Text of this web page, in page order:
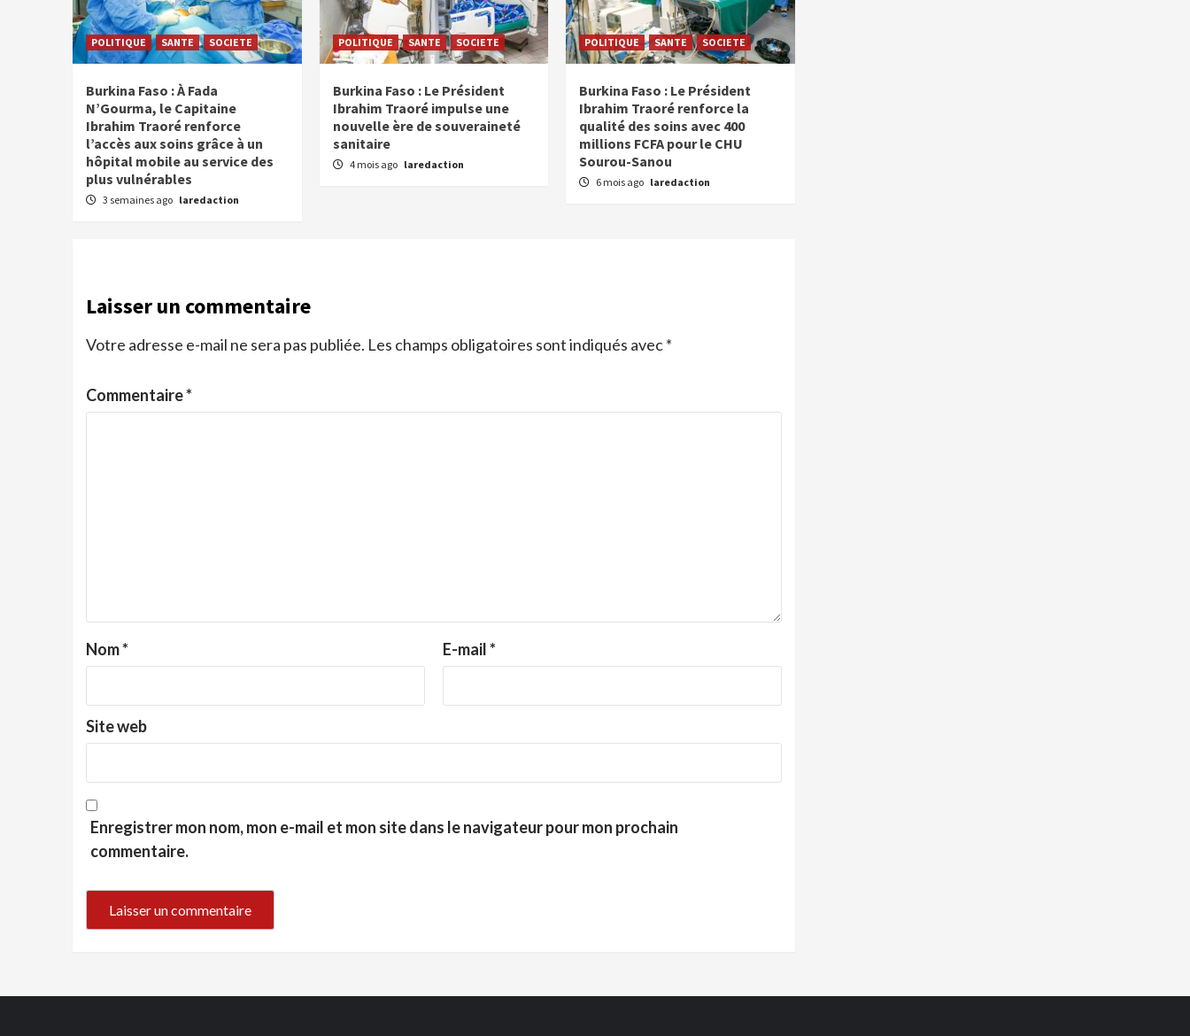
POLITIQUE SANTE SOCIETE
Burkina Faso : À Fada
N’Gourma, le Capitaine
Ibrahim Traoré renforce
l’accès aux soins grâce à un
hôpital mobile au service des
plus vulnérables
3 semaines ago laredaction
POLITIQUE SANTE SOCIETE
Burkina Faso : Le Président
Ibrahim Traoré impulse une
nouvelle ère de souveraineté
sanitaire
4 mois ago laredaction
POLITIQUE SANTE SOCIETE
Burkina Faso : Le Président
Ibrahim Traoré renforce la
qualité des soins avec 400
millions FCFA pour le CHU
Sourou-Sanou
6 mois ago laredaction
Laisser un commentaire
Votre adresse e-mail ne sera pas publiée. Les champs obligatoires sont indiqués avec*
Commentaire*
Nom* E-mail*
Site web
Enregistrer mon nom, mon e-mail et mon site dans le navigateur pour mon prochain
commentaire.